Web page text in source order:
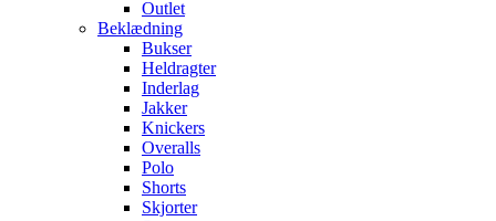
Outlet
Beklædning
Bukser
Heldragter
Inderlag
Jakker
Knickers
Overalls
Polo
Shorts
Skjorter